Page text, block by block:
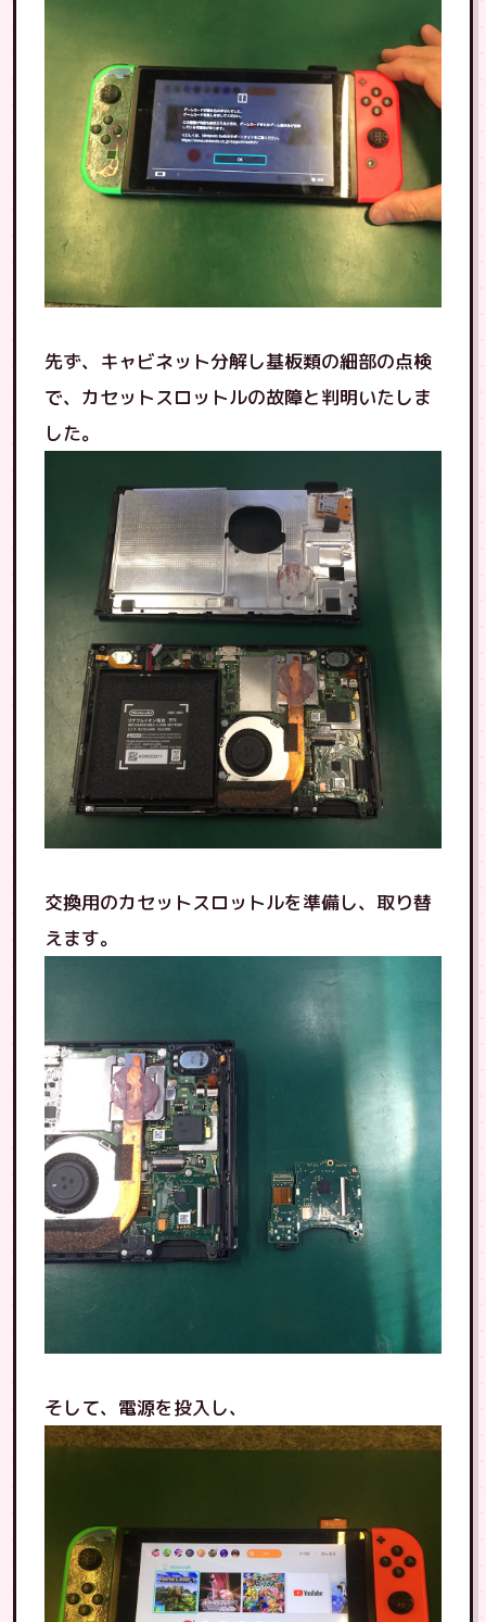
先ず、キャビネット分解し基板類の細部の点検
で、カセットスロットルの故障と判明いたしま
した。
交換用のカセットスロットルを準備し、取り替
えます。
そして、電源を投入し、